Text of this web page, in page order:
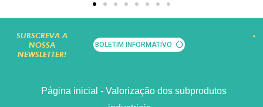
SUBSCREVA A
NOSSA
NEWSLETTER!
BOLETIM INFORMATIVO
Página inicial - Valorização dos subprodutos